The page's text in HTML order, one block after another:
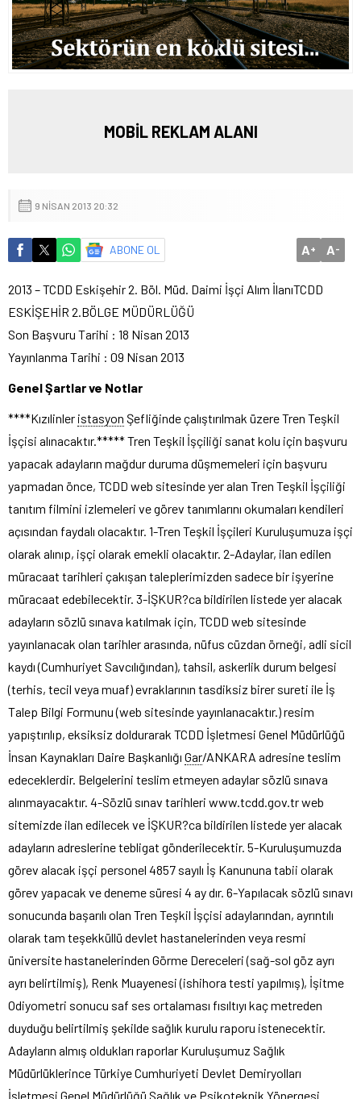
MOBİL REKLAM ALANI
9 NISAN 2013 20:32
ABONE OL A+ A-
2013 – TCDD Eskişehir 2. Böl. Müd. Daimi İşçi Alım İlanıTCDD
ESKİŞEHİR 2.BÖLGE MÜDÜRLÜĞÜ
Son Başvuru Tarihi : 18 Nisan 2013
Yayınlanma Tarihi : 09 Nisan 2013
Genel Şartlar ve Notlar
****Kızılinler istasyon Şefliğinde çalıştırılmak üzere Tren Teşkil
İşçisi alınacaktır.***** Tren Teşkil İşçiliği sanat kolu için başvuru
yapacak adayların mağdur duruma düşmemeleri için başvuru
yapmadan önce, TCDD web sitesinde yer alan Tren Teşkil İşçiliği
tanıtım filmini izlemeleri ve görev tanımlarını okumaları kendileri
açısından faydalı olacaktır. 1-Tren Teşkil İşçileri Kuruluşumuza işçi
olarak alınıp, işçi olarak emekli olacaktır. 2-Adaylar, ilan edilen
müracaat tarihleri çakışan taleplerimizden sadece bir işyerine
müracaat edebilecektir. 3-İŞKUR?ca bildirilen listede yer alacak
adayların sözlü sınava katılmak için, TCDD web sitesinde
yayınlanacak olan tarihler arasında, nüfus cüzdan örneği, adli sicil
kaydı (Cumhuriyet Savcılığından), tahsil, askerlik durum belgesi
(terhis, tecil veya muaf) evraklarının tasdiksiz birer sureti ile İş
Talep Bilgi Formunu (web sitesinde yayınlanacaktır.) resim
yapıştırılıp, eksiksiz doldurarak TCDD İşletmesi Genel Müdürlüğü
İnsan Kaynakları Daire Başkanlığı Gar/ANKARA adresine teslim
edeceklerdir. Belgelerini teslim etmeyen adaylar sözlü sınava
alınmayacaktır. 4-Sözlü sınav tarihleri www.tcdd.gov.tr web
sitemizde ilan edilecek ve İŞKUR?ca bildirilen listede yer alacak
adayların adreslerine tebligat gönderilecektir. 5-Kuruluşumuzda
görev alacak işçi personel 4857 sayılı İş Kanununa tabii olarak
görev yapacak ve deneme süresi 4 ay dır. 6-Yapılacak sözlü sınavı
sonucunda başarılı olan Tren Teşkil İşçisi adaylarından, ayrıntılı
olarak tam teşekküllü devlet hastanelerinden veya resmi
üniversite hastanelerinden Görme Dereceleri (sağ-sol göz ayrı
ayrı belirtilmiş), Renk Muayenesi (ishihora testi yapılmış), İşitme
Odiyometri sonucu saf ses ortalaması fısıltıyı kaç metreden
duyduğu belirtilmiş şekilde sağlık kurulu raporu istenecektir.
Adayların almış oldukları raporlar Kuruluşumuz Sağlık
Müdürlüklerince Türkiye Cumhuriyeti Devlet Demiryolları
İşletmesi Genel Müdürlüğü Sağlık ve Psikoteknik Yönergesi